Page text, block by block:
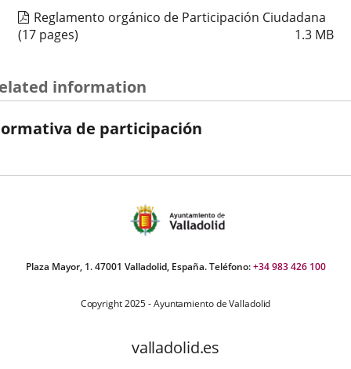
Reglamento orgánico de Participación Ciudadana
1.3 MB
(17 pages)
information
de participación
Plaza Mayor, 1. 47001 Valladolid, España. Teléfono:+34 983 426 100
Copyright 2025 - Ayuntamiento de Valladolid
valladolid.es